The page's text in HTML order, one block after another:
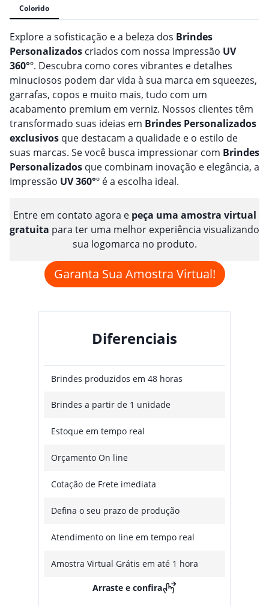
Colorido
Explore a sofisticação e a beleza dos Brindes
Personalizados criados com nossa Impressão UV
360°º. Descubra como cores vibrantes e detalhes
minuciosos podem dar vida à sua marca em squeezes,
garrafas, copos e muito mais, tudo com um
acabamento premium em verniz. Nossos clientes têm
transformado suas ideias em Brindes Personalizados
exclusivos que destacam a qualidade e o estilo de
suas marcas. Se você busca impressionar com Brindes
Personalizados que combinam inovação e elegância, a
Impressão UV 360°º é a escolha ideal.
Entre em contato agora e peça uma amostra virtual
gratuita para ter uma melhor experiência visualizando
sua logomarca no produto.
Garanta Sua Amostra Virtual!
Diferenciais
Brindes produzidos em 48 horas
Brindes a partir de 1 unidade
Estoque em tempo real
Orçamento On line
Cotação de Frete imediata
Defina o seu prazo de produção
Atendimento on line em tempo real
Amostra Virtual Grátis em até 1 hora
Arraste e confira